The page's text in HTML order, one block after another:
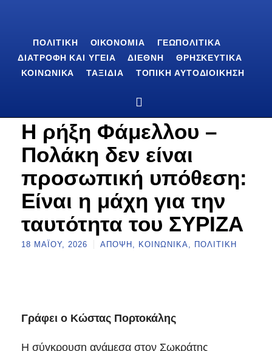
ΠΟΛΙΤΙΚΉ ΟΙΚΟΝΟΜΊΑ
ΓΕΩΠΟΛΙΤΙΚΆ
ΔΙΑΤΡΟΦΉ ΚΑΙ ΥΓΕΊΑ
ΔΙΕΘΝΉ
ΘΡΗΣΚΕΥΤΙΚΆ
ΚΟΙΝΩΝΙΚΆ
ΤΑΞΊΔΙΑ ΤΟΠΙΚΉ ΑΥΤΟΔΙΟΊΚΗΣΗ
Η ρήξη Φάμελλου –
Πολάκη δεν είναι
προσωπική υπόθεση:
Είναι η μάχη για την
ταυτότητα του ΣΥΡΙΖΑ
18 ΜΑΪ́ΟΥ, 2026 ΆΠΟΨΗ , ΚΟΙΝΩΝΙΚΆ, ΠΟΛΙΤΙΚΉ
Γράφει ο Κώστας Πορτοκάλης
Η σύγκρουση ανάμεσα στον Σωκράτης